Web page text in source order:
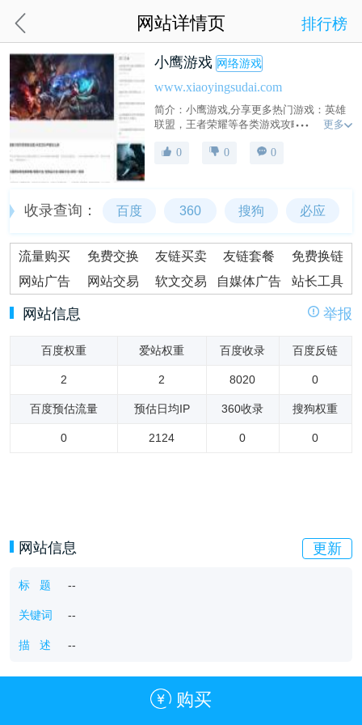
网站详情页 排行榜
小鹰游戏 网络游戏
www.xiaoyingsudai.com
简介：小鹰游戏,分享更多热门游戏：英雄
联盟，王者荣耀等各类游戏攻略，体验更
更多
0 0 0
收录查询： 百度 360 搜狗 必应
流量购买 免费交换 友链买卖 友链套餐
免费换链
网站广告
网站交易 软文交易 自媒体广告 站长工具
网站信息 举报
百度权重 爱站权重 百度收录 百度反链
2 2 8020 0
百度预估流量 预估日均IP 360收录 搜狗权重
0 2124 0 0
网站信息 更新
标 题 --
关键词 --
描 述 --
购买